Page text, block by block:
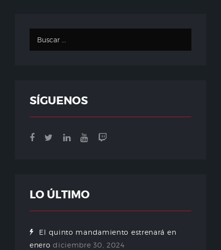
SÍGUENOS
LO ÚLTIMO
El quinto mandamiento estrenará en
enero diciembre 30, 2024